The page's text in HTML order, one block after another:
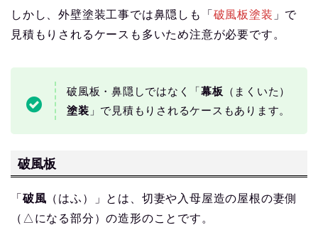
しかし、外壁塗装工事では鼻隠しも「 破風板塗装 」で
見積もりされるケースも多いため注意が必要です。
破風板・鼻隠しではなく「幕板 （まくいた）
塗装 」で見積もりされるケースもあります。
破風板
「 破風 （はふ）」とは、切妻や入母屋造の屋根の妻側
（△になる部分）の造形のことです。